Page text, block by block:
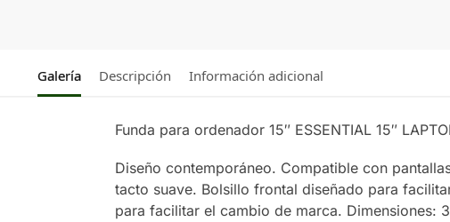
Galería Descripción Información adicional
Funda para ordenador 15″ ESSENTIAL 15″
Diseño contemporáneo. Compatible con
tacto suave. Bolsillo frontal diseñado para
para facilitar el cambio de marca.